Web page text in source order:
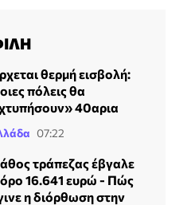
θερμή εισβολή:
πόλεις θα
40αρια
07:22
τράπεζας έβγαλε
16.641 ευρώ - Πώς
η διόρθωση στην